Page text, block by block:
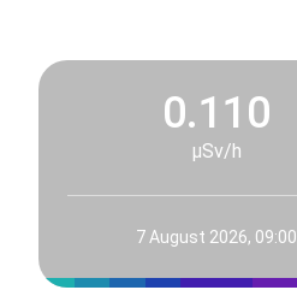
0.110
µSv/h
7 August 2026, 09:00